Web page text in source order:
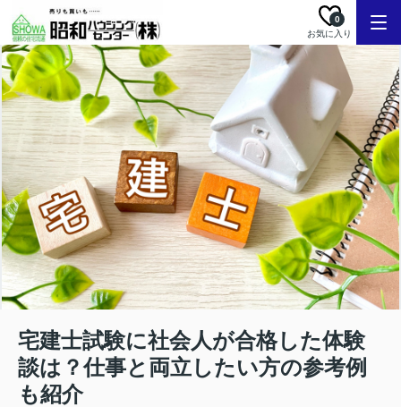
お気に入り
0
宅建士試験に社会人が合格した体験
談は？仕事と両立したい方の参考例
も紹介